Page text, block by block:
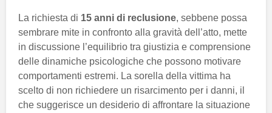
La richiesta di 15 anni di reclusione, sebbene possa
sembrare mite in confronto alla gravità dell’atto, mette
in discussione l’equilibrio tra giustizia e comprensione
delle dinamiche psicologiche che possono motivare
comportamenti estremi. La sorella della vittima ha
scelto di non richiedere un risarcimento per i danni, il
che suggerisce un desiderio di affrontare la situazione